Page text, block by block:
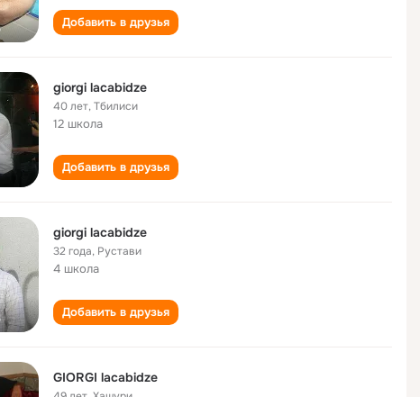
Добавить в друзья
giorgi lacabidze
40 лет,Тбилиси
12 школа
Добавить в друзья
giorgi lacabidze
32 года, Рустави
4 школа
Добавить в друзья
GIORGI lacabidze